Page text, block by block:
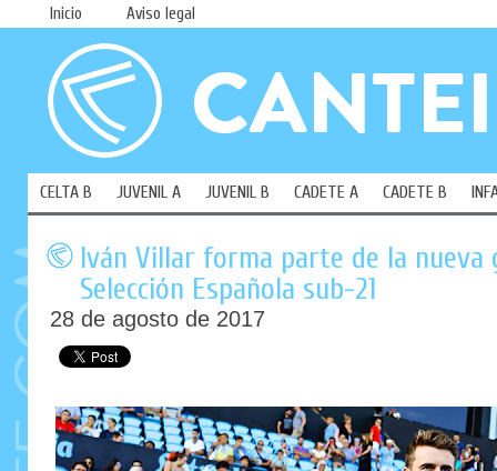
Inicio Aviso legal
CELTA B JUVENIL A JUVENIL B CADETE A CADETE B
Iván Villar forma parte de la nueva
Selección Española sub-21
28 de agosto de 2017